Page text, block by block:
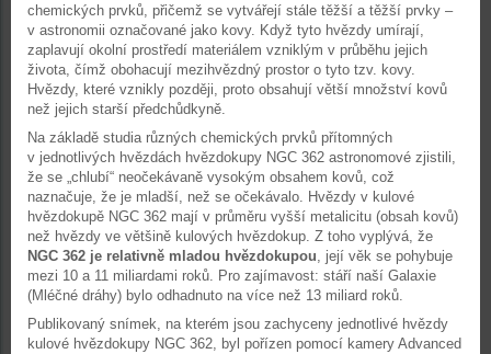
chemických prvků, přičemž se vytvářejí stále těžší a těžší prvky –
v astronomii označované jako kovy. Když tyto hvězdy umírají,
zaplavují okolní prostředí materiálem vzniklým v průběhu jejich
života, čímž obohacují mezihvězdný prostor o tyto tzv. kovy.
Hvězdy, které vznikly později, proto obsahují větší množství kovů
než jejich starší předchůdkyně.
Na základě studia různých chemických prvků přítomných
v jednotlivých hvězdách hvězdokupy NGC 362 astronomové zjistili,
že se „chlubí“ neočekávaně vysokým obsahem kovů, což
naznačuje, že je mladší, než se očekávalo. Hvězdy v kulové
hvězdokupě NGC 362 mají v průměru vyšší metalicitu (obsah kovů)
než hvězdy ve většině kulových hvězdokup. Z toho vyplývá, že
NGC 362 je relativně mladou hvězdokupou, její věk se pohybuje
mezi 10 a 11 miliardami roků. Pro zajímavost: stáří naší Galaxie
(Mléčné dráhy) bylo odhadnuto na více než 13 miliard roků.
Publikovaný snímek, na kterém jsou zachyceny jednotlivé hvězdy
kulové hvězdokupy NGC 362, byl pořízen pomocí kamery Advanced